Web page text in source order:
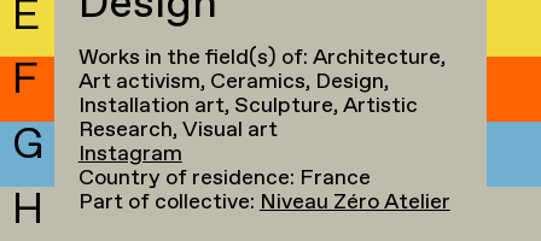
E
F
G
H
Works in the field(s) of: Architecture,
Art activism, Ceramics, Design,
Installation art, Sculpture, Artistic
Research, Visual art
Instagram
Country of residence: France
Part of collective:Niveau Zéro Atelier